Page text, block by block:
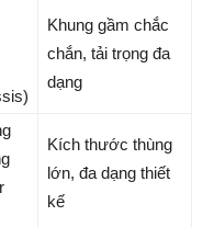
Khung gầm chắc
chắn, tải trọng đa
dạng
Kích thước thùng
lớn, đa dạng thiết
kế